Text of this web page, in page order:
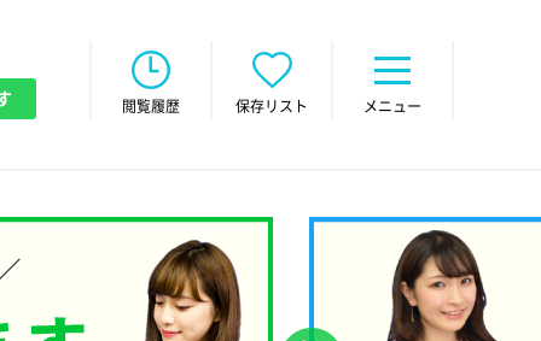
閲覧履歴 保存リスト メニュー